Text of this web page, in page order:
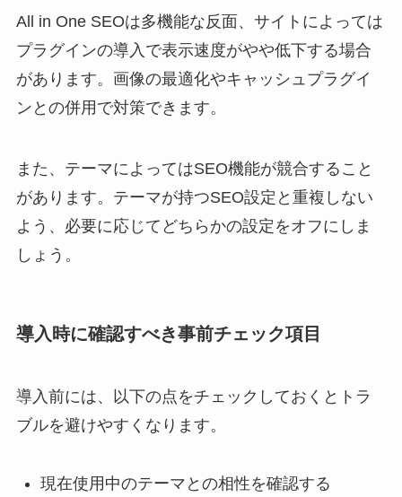
All in One SEOは多機能な反面、サイトによっては
プラグインの導入で表示速度がやや低下する場合
があります。画像の最適化やキャッシュプラグイ
ンとの併用で対策できます。
また、テーマによってはSEO機能が競合すること
があります。テーマが持つSEO設定と重複しない
よう、必要に応じてどちらかの設定をオフにしま
しょう。
導入時に確認すべき事前チェック項目
導入前には、以下の点をチェックしておくとトラ
ブルを避けやすくなります。
現在使用中のテーマとの相性を確認する